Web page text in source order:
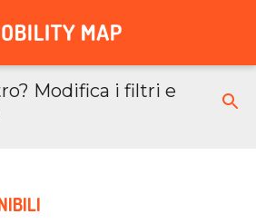
Modifica i filtri e